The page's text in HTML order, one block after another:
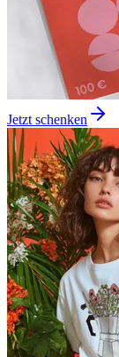
Jetzt schenken